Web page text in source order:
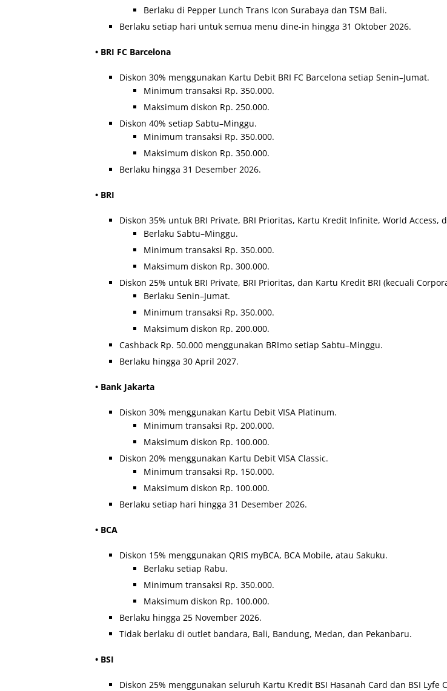
Berlaku di Pepper Lunch Trans Icon Surabaya dan TSM Bali.
Berlaku setiap hari untuk semua menu dine-in hingga 31 Oktober 2026.
• BRI FC Barcelona
Diskon 30% menggunakan Kartu Debit BRI FC Barcelona setiap Senin–Jumat.
Minimum transaksi Rp. 350.000.
Maksimum diskon Rp. 250.000.
Diskon 40% setiap Sabtu–Minggu.
Minimum transaksi Rp. 350.000.
Maksimum diskon Rp. 350.000.
Berlaku hingga 31 Desember 2026.
• BRI
Diskon 35% untuk BRI Private, BRI Prioritas, Kartu Kredit Infinite, World Access,
Berlaku Sabtu–Minggu.
Minimum transaksi Rp. 350.000.
Maksimum diskon Rp. 300.000.
Diskon 25% untuk BRI Private, BRI Prioritas, dan Kartu Kredit BRI (kecuali
Berlaku Senin–Jumat.
Minimum transaksi Rp. 350.000.
Maksimum diskon Rp. 200.000.
Cashback Rp. 50.000 menggunakan BRImo setiap Sabtu–Minggu.
Berlaku hingga 30 April 2027.
• Bank Jakarta
Diskon 30% menggunakan Kartu Debit VISA Platinum.
Minimum transaksi Rp. 200.000.
Maksimum diskon Rp. 100.000.
Diskon 20% menggunakan Kartu Debit VISA Classic.
Minimum transaksi Rp. 150.000.
Maksimum diskon Rp. 100.000.
Berlaku setiap hari hingga 31 Desember 2026.
• BCA
Diskon 15% menggunakan QRIS myBCA, BCA Mobile, atau Sakuku.
Berlaku setiap Rabu.
Minimum transaksi Rp. 350.000.
Maksimum diskon Rp. 100.000.
Berlaku hingga 25 November 2026.
Tidak berlaku di outlet bandara, Bali, Bandung, Medan, dan Pekanbaru.
• BSI
Diskon 25% menggunakan seluruh Kartu Kredit BSI Hasanah Card dan BSI Lyfe